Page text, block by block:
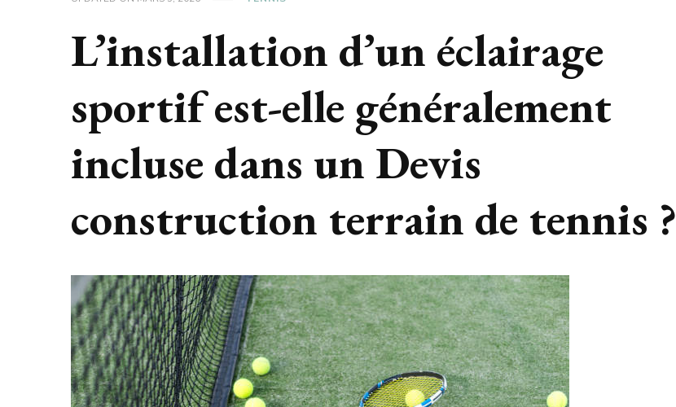
L’installation d’un éclairage
sportif est-elle généralement
incluse dans un Devis
construction terrain de tennis ?